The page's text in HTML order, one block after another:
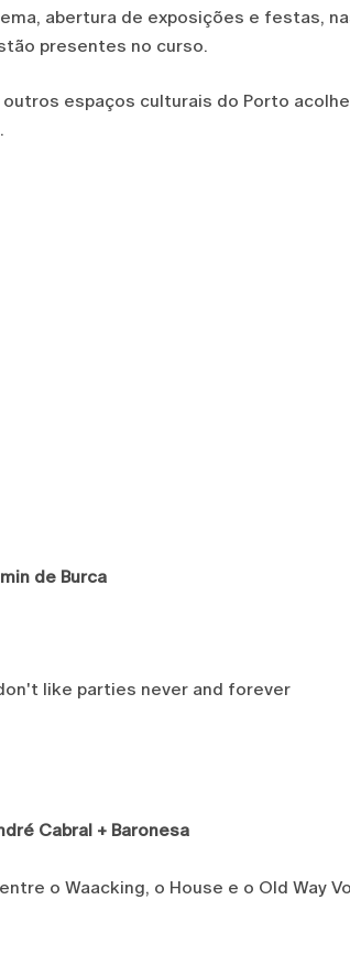
abertura de exposições e festas,
presentes no curso.
espaços culturais do Porto
de Burca
like parties never and forever
Cabral + Baronesa
o Waacking, o House e o Old Way